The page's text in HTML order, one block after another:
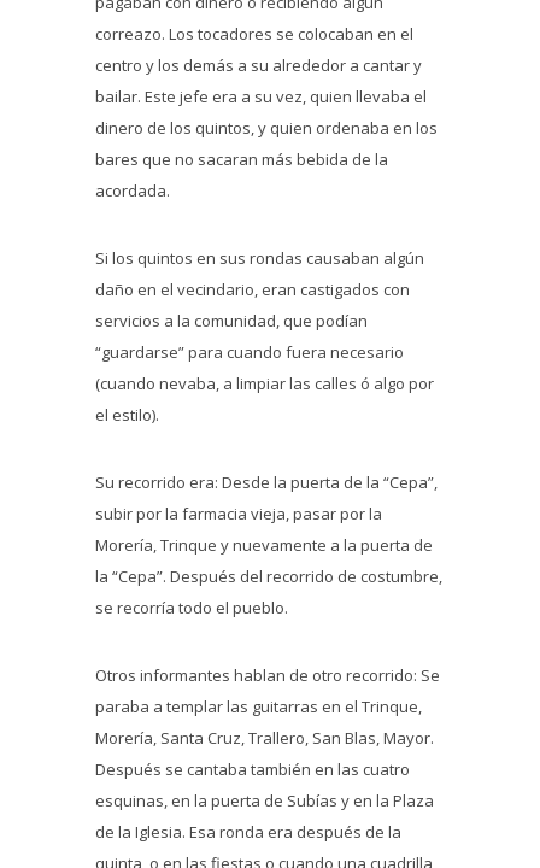
correazo. Los tocadores se colocaban en el
centro y los demás a su alrededor a cantar y
bailar. Este jefe era a su vez, quien llevaba el
dinero de los quintos, y quien ordenaba en los
bares que no sacaran más bebida de la
acordada.
Si los quintos en sus rondas causaban algún
daño en el vecindario, eran castigados con
servicios a la comunidad, que podían
“guardarse” para cuando fuera necesario
(cuando nevaba, a limpiar las calles ó algo por
el estilo).
Su recorrido era: Desde la puerta de la “Cepa”,
subir por la farmacia vieja, pasar por la
Morería, Trinque y nuevamente a la puerta de
la “Cepa”. Después del recorrido de costumbre,
se recorría todo el pueblo.
Otros informantes hablan de otro recorrido: Se
paraba a templar las guitarras en el Trinque,
Morería, Santa Cruz, Trallero, San Blas, Mayor.
Después se cantaba también en las cuatro
esquinas, en la puerta de Subías y en la Plaza
de la Iglesia. Esa ronda era después de la
quinta, o en las fiestas o cuando una cuadrilla